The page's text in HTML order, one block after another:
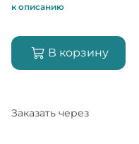
к описанию
В корзину
Заказать через